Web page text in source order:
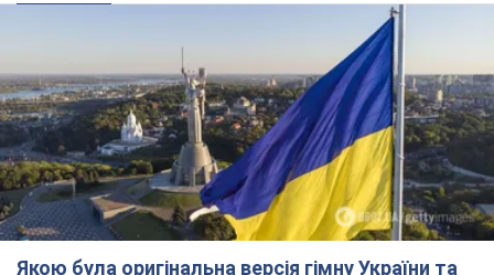
Якою була оригінальна версія гімну України та